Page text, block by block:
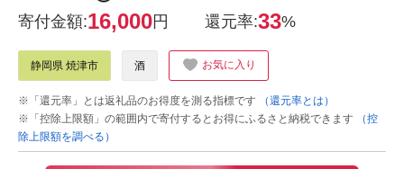
寄付金額:16,000円 還元率:33%
静岡県 焼津市 酒 お気に入り
※「還元率」とは返礼品のお得度を測る指標です
（還元率とは）
※「控除上限額」の範囲内で寄付するとお得にふるさと納税できます
（控
除上限額を調べる）